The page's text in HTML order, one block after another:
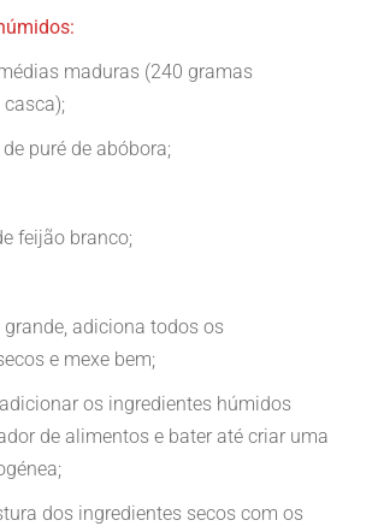
maduras (240 gramas
puré de abóbora;
feijão branco;
grande, adiciona todos os
e mexe bem;
adicionar os ingredientes húmidos
de alimentos e bater até criar uma
dos ingredientes secos com os